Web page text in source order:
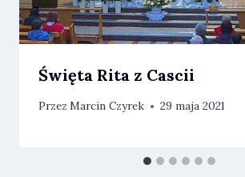
Święta Rita z Cascii
Przez Marcin Czyrek 29 maja 2021